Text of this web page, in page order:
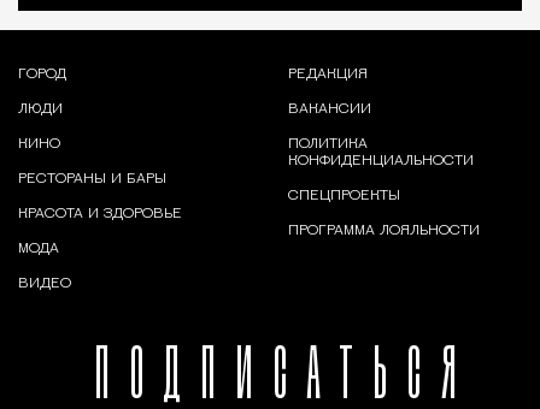
ПОДПИСАТЬСЯ
ГОРОД
ЛЮДИ
КИНО
РЕСТОРАНЫ И БАРЫ
КРАСОТА И ЗДОРОВЬЕ
МОДА
ВИДЕО
РЕДАКЦИЯ
ВАКАНСИИ
ПОЛИТИКА
КОНФИДЕНЦИАЛЬНОСТИ
СПЕЦПРОЕКТЫ
ПРОГРАММА ЛОЯЛЬНОСТИ